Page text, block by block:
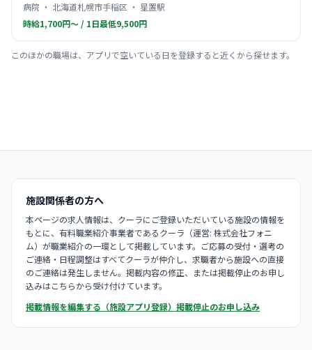
病院 ・ 北海道札幌市手稲区 ・ 星置駅
時給1,700円〜 / 1日最低9,500円
このほかの職場は、アプリで空いている日を登録すると近くから探せます。
施設関係者の方へ
本ページの求人情報は、クーラにご登録いただいている施設の情報を
もとに、有料職業紹介事業者であるクーラ（運営: 株式会社フォニ
ム）が職業紹介の一環として掲載しています。ご応募の受付・選考の
ご連絡・日程調整はすべてクーラが仲介し、求職者から施設への直接
のご連絡は発生しません。掲載内容の修正、または掲載停止のお申し
込みはこちらから受け付けています。
掲載情報を編集する（施設アプリ登録） 掲載停止のお申し込み